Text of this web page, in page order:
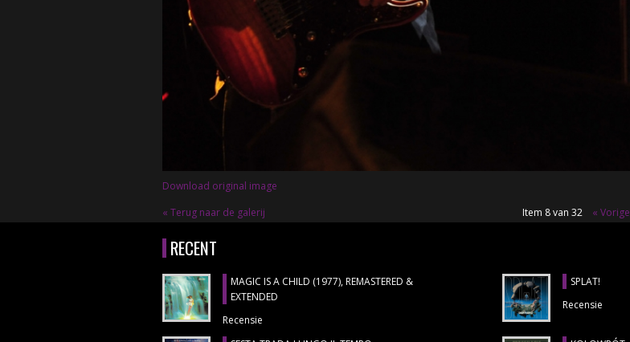
Download original image
« Terug naar de galerij
Item 8 van 32 « Vorige
RECENT
MAGIC IS A CHILD (1977), REMASTERED &
EXTENDED
Recensie
SPLAT!
Recensie